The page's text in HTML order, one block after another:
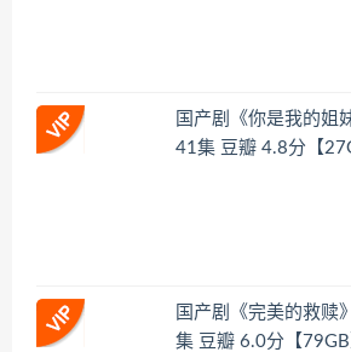
国产剧《你是我的姐
41集 豆瓣 4.8分【
国产剧《完美的救赎
集 豆瓣 6.0分【79GB